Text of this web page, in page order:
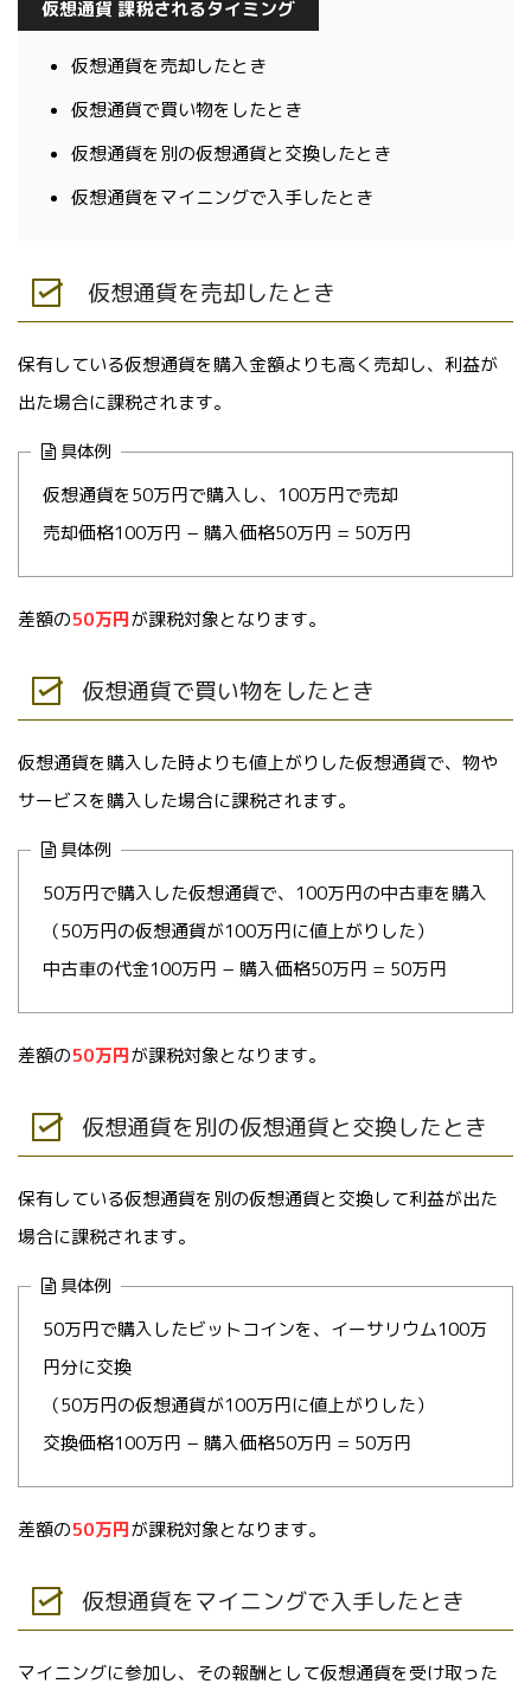
仮想通貨 課税されるタイミング
仮想通貨を売却したとき
仮想通貨で買い物をしたとき
仮想通貨を別の仮想通貨と交換したとき
仮想通貨をマイニングで入手したとき
仮想通貨を売却したとき
保有している仮想通貨を購入金額よりも高く売却し、利益が
出た場合に課税されます。
具体例
仮想通貨を50万円で購入し、100万円で売却
売却価格100万円 − 購入価格50万円 = 50万円
差額の50万円が課税対象となります。
仮想通貨で買い物をしたとき
仮想通貨を購入した時よりも値上がりした仮想通貨で、物や
サービスを購入した場合に課税されます。
具体例
50万円で購入した仮想通貨で、100万円の中古車を購入
（50万円の仮想通貨が100万円に値上がりした）
中古車の代金100万円 − 購入価格50万円 = 50万円
差額の50万円が課税対象となります。
仮想通貨を別の仮想通貨と交換したとき
保有している仮想通貨を別の仮想通貨と交換して利益が出た
場合に課税されます。
具体例
50万円で購入したビットコインを、イーサリウム100万
円分に交換
（50万円の仮想通貨が100万円に値上がりした）
交換価格100万円 − 購入価格50万円 = 50万円
差額の50万円が課税対象となります。
仮想通貨をマイニングで入手したとき
マイニングに参加し、その報酬として仮想通貨を受け取った